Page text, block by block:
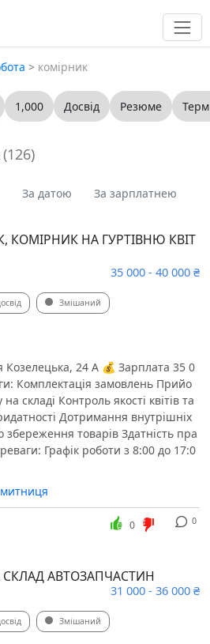
> комірник
1,000 Досвід Резюме
(126)
За датою За зарплатнею
КОМІРНИК НА ГУРТІВНЮ КВІТ
35 000 - 40 000 ₴
Змішаний
Козелецька, 24 А 💰 Зарплата 35 0
Комплектація замовлень Прийо
складі Контроль якості квітів та
Дотримання внутрішніх
товарів Здатність пра
Графік роботи з 8:00 до 17:0
митниця
0
0
АВТОЗАПЧАСТИН
31 000 - 36 000 ₴
Змішаний